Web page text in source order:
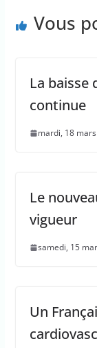
Vous
La baisse
continue
mardi, 18
Le
vigueur
samedi, 15
Un